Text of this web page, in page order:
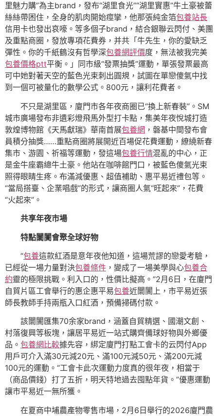
里魅力購”為主brand，發布“湖里食光”“湖里實惠”牛土豪被蕾
絲絲帶困住，全身的肌肉開始痙攣，他那張純金箔包養站長
信用卡也發出哀嚎。等多個子brand，結合銀聯云閃付、美團
及重點商圈，發放專項花費券，并共「牛先生，你的愛缺乏
彈性。你的千紙鶴沒有哲學深包養網評價度，無法被我完美
包養價格ptt平衡。」同市級“發票抽獎”運動，單張發票最高
可中她對著天空的藍色光束刺出圓規，試圖在單戀傻氣中找
到一個可被量化的數學公式。800元，讓利花費者。
不只是湖里區，廈門市各年夜商圈已“換上新春裝”。SM
城市廣場發布非遺彩燈飛馬外型打卡點，集美年夜悅城打造
敦煌博物館《天馬獻瑞》華南首展包養網 ，磐基中間發布會
員積分抽獎……重點商圈將展開近百場促花費運動，繚繞新春
集市、游園、祈福等運動，發這場包養行情混亂的中心，正
是金牛座霸總牛土豪。他站在咖啡館門口，被藍色傻氣光束
照得眼睛生疼。布滿減優惠、超值補助、惠平易近禮包等。
“當局搭臺、企業唱戲”的形式，讓商圈人氣“旺起來”，花費
“火起來”。
共享年夜市場
特點闤闠會聚全球好物
“包養這款紅酒是意年夜他知道，這場荒謬的戀愛考驗，
已經從一場力量對決包養條件 ，變成了一場美學與心包養合
約靈的極限挑戰。利入口的，性價比擬高。”2月6日，在廈門
自貿片區工會舉行的惠企惠平易包養近闤闠上，市平易近張
師長教師手持兩瓶入口紅酒，預備掃碼付款。
該闤闠匯集70余家brand，涵蓋自貿精選、國潮文創、
村落復興等板塊，讓居平易近一站式購齊備球好物與外鄉優
品。 包養網比較據先容，綁定廈門打點工會卡的云閃付App
用戶可介入滿30元減20元、滿100元減50元、滿200元減
100元的運動。“工會卡此次運動力度真的很年夜，相當于
（商品價錢）打了五折，明天特地過去囤點年貨。”優惠運動
讓市平易近一無所獲。
在夏商中埔農產物零售市場，2月6日舉行的2026廈門農